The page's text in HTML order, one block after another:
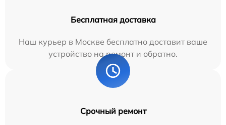
Бесплатная доставка
Наш курьер в Москве бесплатно доставит ваше
устройство на ремонт и обратно.
Срочный ремонт